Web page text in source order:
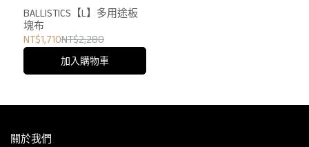
BALLISTICS【L】多用途板
塊布
NT$1,710NT$2,280
加入購物車
關於我們